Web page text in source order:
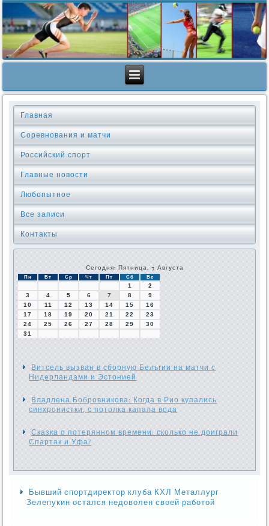
Главная
Соревнования и матчи
Российский спорт
Главные новости
Любопытное
Все записи
Контакты
Сегодня: Пятница, 7 Августа
Пн Вт Ср Чт Пт Сб Вс
1
2
3
4 5 6 7 8
9
10
11 12 13 14 15
16
17
18 19 20 21 22
23
24
25 26 27 28 29
30
31
Витсель вызван в сборную Бельгии на матчи с
Нидерландами и Эстонией
Владлена Бобровникова: Когда в Рио купались
синхронистки, с потолка капала вода
Сказка о потерянном времени: сколько не доиграли
Спартак и Уфа?
Бывший спортдиректор клуба КХЛ Металлург
Зелепукин остался недоволен своей работой